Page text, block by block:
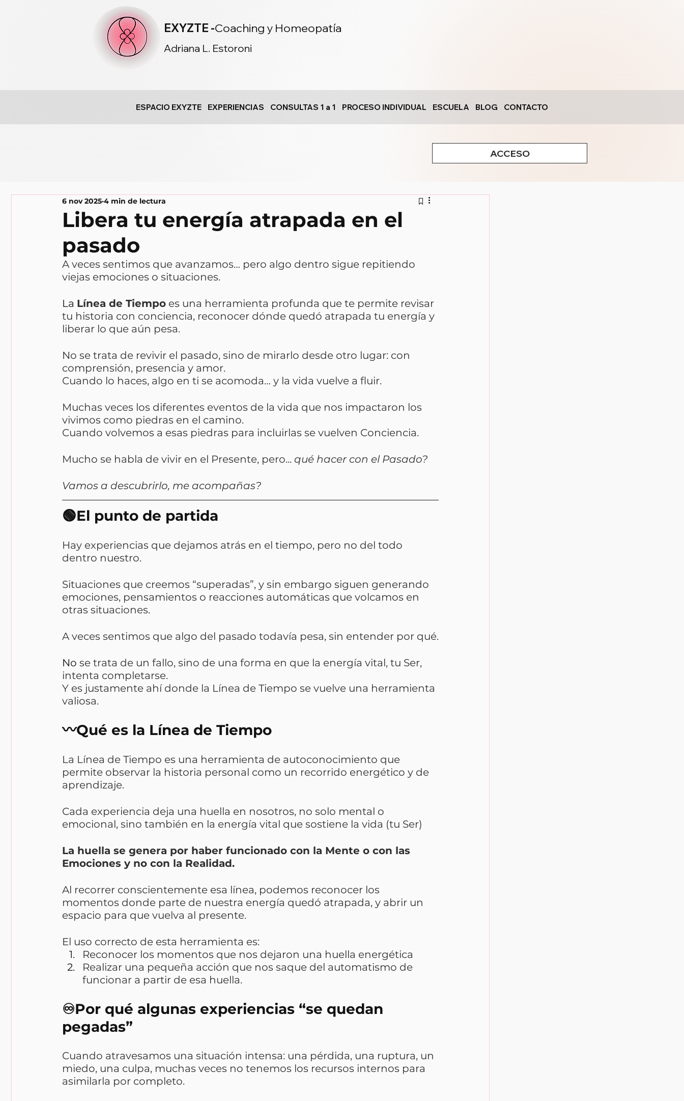
EXYZTE -Coaching y Homeopatía
Adriana L. Estoroni
ACCESO
ESPACIO EXYZTE EXPERIENCIAS CONSULTAS 1 a 1 PROCESO INDIVIDUAL ESCUELA BLOG CONTACTO
Libera tu energía atrapada en el
pasado
6 nov 2025 4 min de lectura
A veces sentimos que avanzamos… pero algo dentro sigue repitiendo
viejas emociones o situaciones.
La Línea de Tiempo es una herramienta profunda que te permite revisar
tu historia con conciencia, reconocer dónde quedó atrapada tu energía y
liberar lo que aún pesa.
No se trata de revivir el pasado, sino de mirarlo desde otro lugar: con
comprensión, presencia y amor.
Cuando lo haces, algo en ti se acomoda… y la vida vuelve a fluir.
Muchas veces los diferentes eventos de la vida que nos impactaron los
vivimos como piedras en el camino.
Cuando volvemos a esas piedras para incluirlas se vuelven Conciencia.
Mucho se habla de vivir en el Presente, pero... qué hacer con el Pasado?
Vamos a descubrirlo, me acompañas?
🟢El punto de partida
Hay experiencias que dejamos atrás en el tiempo, pero no del todo
dentro nuestro.
Situaciones que creemos “superadas”, y sin embargo siguen generando
emociones, pensamientos o reacciones automáticas que volcamos en
otras situaciones.
A veces sentimos que algo del pasado todavía pesa, sin entender por qué.
No se trata de un fallo, sino de una forma en que la energía vital, tu Ser,
intenta completarse.
Y es justamente ahí donde la Línea de Tiempo se vuelve una herramienta
valiosa.
〰️Qué es la Línea de Tiempo
La Línea de Tiempo es una herramienta de autoconocimiento que
permite observar la historia personal como un recorrido energético y de
aprendizaje.
Cada experiencia deja una huella en nosotros, no solo mental o
emocional, sino también en la energía vital que sostiene la vida (tu Ser)
La huella se genera por haber funcionado con la Mente o con las
Emociones y no con la Realidad.
Al recorrer conscientemente esa línea, podemos reconocer los
momentos donde parte de nuestra energía quedó atrapada, y abrir un
espacio para que vuelva al presente.
El uso correcto de esta herramienta es:
Reconocer los momentos que nos dejaron una huella energética
Realizar una pequeña acción que nos saque del automatismo de
funcionar a partir de esa huella.
♾️Por qué algunas experiencias “se quedan
pegadas”
Cuando atravesamos una situación intensa: una pérdida, una ruptura, un
miedo, una culpa, muchas veces no tenemos los recursos internos para
asimilarla por completo.